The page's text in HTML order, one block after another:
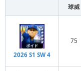
球威
2026 S1 SW 4
75